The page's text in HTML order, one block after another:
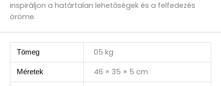
inspiráljon a határtalan lehetőségek és a felfedezés
öröme.
Tömeg 05 kg
Méretek 46 × 35 × 5 cm